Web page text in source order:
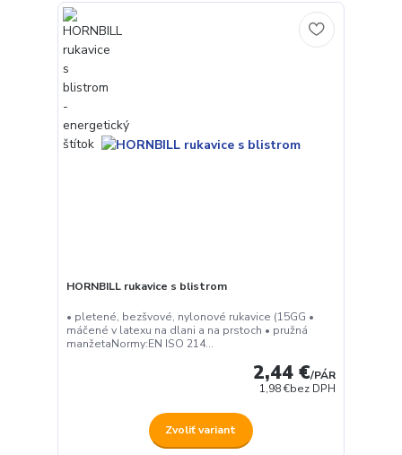
HORNBILL rukavice s blistrom
• pletené, bezšvové, nylonové rukavice (15GG •
máčené v latexu na dlani a na prstoch • pružná
manžetaNormy:EN ISO 214...
2,44 €/PÁR
1,98 €bez DPH
Zvoliť variant